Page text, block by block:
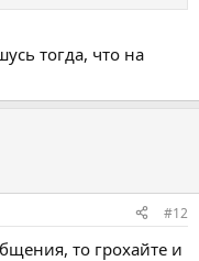
тогда, что на
#12
то грохайте и